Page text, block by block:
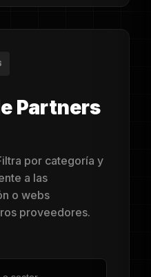
Partners
por categoría y
a las
o webs
proveedores.